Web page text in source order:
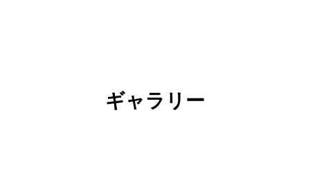
ギャラリー